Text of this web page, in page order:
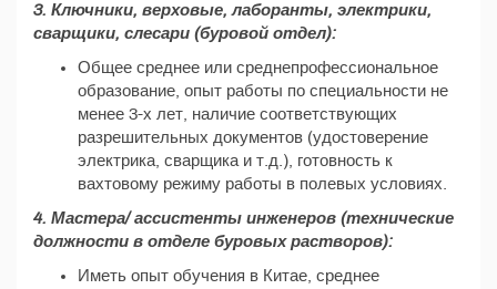
3. Ключники, верховые, лаборанты, электрики,
сварщики, слесари (буровой отдел):
Общее среднее или среднепрофессиональное
образование, опыт работы по специальности не
менее 3-х лет, наличие соответствующих
разрешительных документов (удостоверение
электрика, сварщика и т.д.), готовность к
вахтовому режиму работы в полевых условиях.
4. Мастера/ ассистенты инженеров (технические
должности в отделе буровых растворов):
Иметь опыт обучения в Китае, среднее